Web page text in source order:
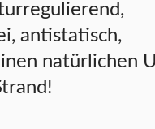
antistatisch,
natürlichen